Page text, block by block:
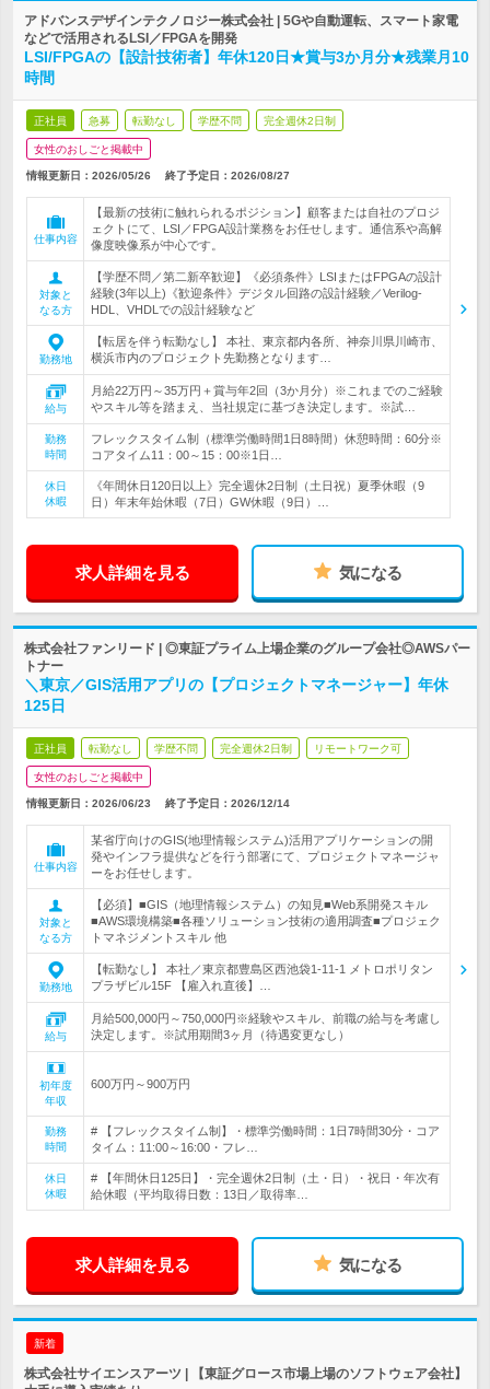
アドバンスデザインテクノロジー株式会社 | 5Gや自動運転、スマート家電
などで活用されるLSI／FPGAを開発
LSI/FPGAの【設計技術者】年休120日★賞与3か月分★残業月10
時間
正社員 急募 転勤なし 学歴不問 完全週休2日制
女性のおしごと掲載中
情報更新日：2026/05/26 終了予定日： 2026/08/27
仕事内容
【最新の技術に触れられるポジション】顧客または自社のプロジ
ェクトにて、LSI／FPGA設計業務をお任せします。通信系や高解
像度映像系が中心です。
対象と
なる方
【学歴不問／第二新卒歓迎】《必須条件》LSIまたはFPGAの設計
経験(3年以上)《歓迎条件》デジタル回路の設計経験／Verilog-
HDL、VHDLでの設計経験など
勤務地
【転居を伴う転勤なし】 本社、東京都内各所、神奈川県川崎市、
横浜市内のプロジェクト先勤務となります…
給与
月給22万円～35万円＋賞与年2回（3か月分）※これまでのご経験
やスキル等を踏まえ、当社規定に基づき決定します。※試…
勤務
時間
フレックスタイム制（標準労働時間1日8時間）休憩時間：60分※
コアタイム11：00～15：00※1日…
休日
休暇
《年間休日120日以上》完全週休2日制（土日祝）夏季休暇（9
日）年末年始休暇（7日）GW休暇（9日）…
求人詳細を見る 気になる
株式会社ファンリード | ◎東証プライム上場企業のグループ会社◎AWSパー
トナー
＼東京／GIS活用アプリの【プロジェクトマネージャー】年休
125日
正社員 転勤なし 学歴不問 完全週休2日制 リモートワーク可
女性のおしごと掲載中
情報更新日：2026/06/23 終了予定日： 2026/12/14
仕事内容
某省庁向けのGIS(地理情報システム)活用アプリケーションの開
発やインフラ提供などを行う部署にて、プロジェクトマネージャ
ーをお任せします。
対象と
なる方
【必須】■GIS（地理情報システム）の知見■Web系開発スキル
■AWS環境構築■各種ソリューション技術の適用調査■プロジェク
トマネジメントスキル 他
勤務地
【転勤なし】 本社／東京都豊島区西池袋1-11-1 メトロポリタン
プラザビル15F 【雇入れ直後】…
給与
月給500,000円～750,000円※経験やスキル、前職の給与を考慮し
決定します。※試用期間3ヶ月（待遇変更なし）
初年度
年収
600万円～900万円
勤務
時間
# 【フレックスタイム制】・標準労働時間：1日7時間30分・コア
タイム：11:00～16:00・フレ…
休日
休暇
# 【年間休日125日】・完全週休2日制（土・日）・祝日・年次有
給休暇（平均取得日数：13日／取得率…
求人詳細を見る 気になる
新着
株式会社サイエンスアーツ | 【東証グロース市場上場のソフトウェア会社】